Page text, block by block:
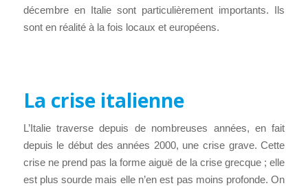
décembre en Italie sont particulièrement importants. Ils
sont en réalité à la fois locaux et européens.
La crise italienne
L’Italie traverse depuis de nombreuses années, en fait
depuis le début des années 2000, une crise grave. Cette
crise ne prend pas la forme aiguë de la crise grecque ; elle
est plus sourde mais elle n’en est pas moins profonde. On